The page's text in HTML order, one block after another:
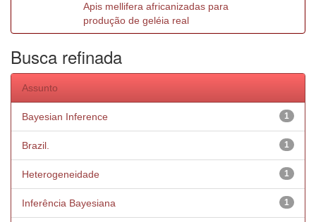
Apis mellifera africanizadas para
produção de geléia real
Busca refinada
Assunto
1
Bayesian Inference
1
Brazil.
1
Heterogeneidade
1
Inferência Bayesiana